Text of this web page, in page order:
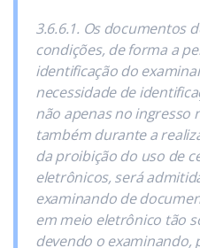
3.6.6.1. Os documentos
condições, de forma a
identificação do
necessidade de
não apenas no ingresso
também durante a
da proibição do uso de
eletrônicos, será
examinando de
em meio eletrônico tão
devendo o examinando,